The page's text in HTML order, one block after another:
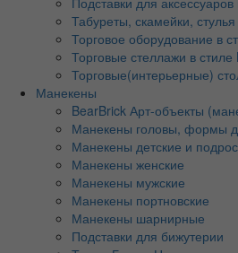
Табуреты, скамейки,
Торговое оборудование в
Торговые стеллажи в стиле
Торговые(интерьерные)
Манекены
BearBrick Арт-объекты
Манекены головы, формы
Манекены детские и
Манекены женские
Манекены мужские
Манекены портновские
Манекены шарнирные
Подставки для бижутерии